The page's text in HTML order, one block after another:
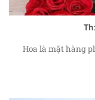
Hoa là mặt hàng